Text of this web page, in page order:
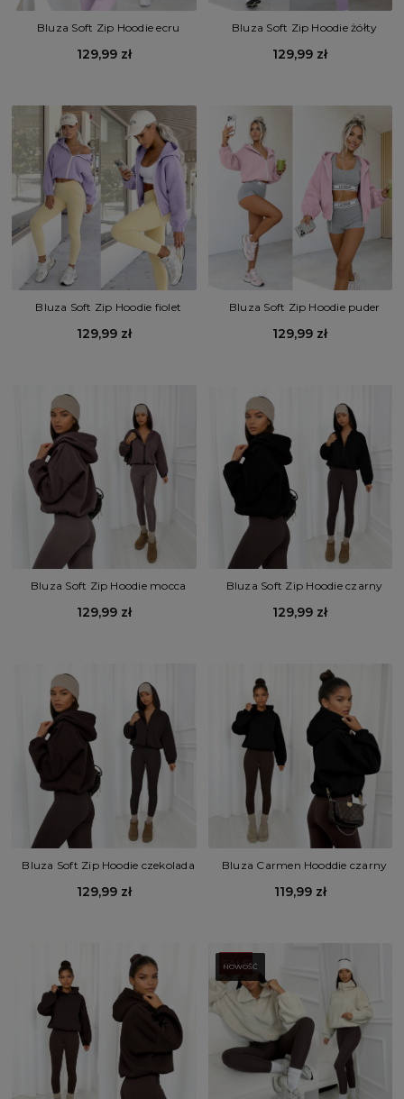
Bluza Soft Zip Hoodie ecru
129,99 zł
Bluza Soft Zip Hoodie żółty
129,99 zł
Bluza Soft Zip Hoodie fiolet
129,99 zł
Bluza Soft Zip Hoodie puder
129,99 zł
Bluza Soft Zip Hoodie mocca
129,99 zł
Bluza Soft Zip Hoodie czarny
129,99 zł
Bluza Soft Zip Hoodie czekolada
129,99 zł
Bluza Carmen Hooddie czarny
119,99 zł
SALE
NOWOŚĆ